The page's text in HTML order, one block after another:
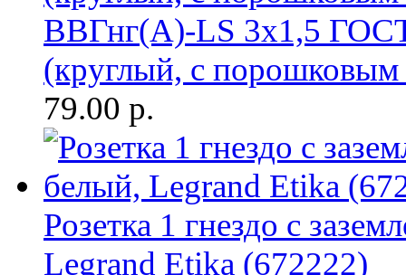
ВВГнг(A)-LS 3х1,5
(круглый, с порошковым
79.00 р.
Розетка 1 гнездо с
Legrand Etika (672222)